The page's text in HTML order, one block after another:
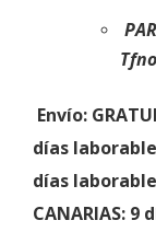
Envío:
días
días
CANARIAS: 9